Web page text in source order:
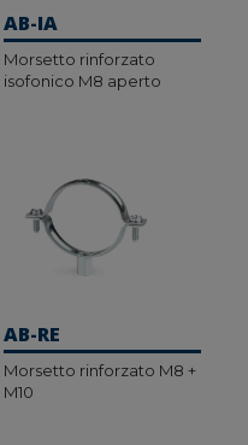
AB-IA
Morsetto rinforzato
isofonico M8 aperto
AB-RE
Morsetto rinforzato M8 +
M10